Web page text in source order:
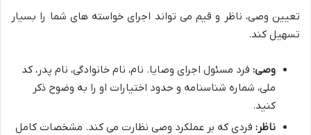
تعیین وصی، ناظر و قیم می تواند اجرای خواسته های شما را بسیار
تسهیل کند.
وصی: فرد مسئول اجرای وصایا. نام، نام خانوادگی، نام پدر، کد
ملی، شماره شناسنامه و حدود اختیارات او را به وضوح ذکر
کنید.
ناظر: فردی که بر عملکرد وصی نظارت می کند. مشخصات کامل